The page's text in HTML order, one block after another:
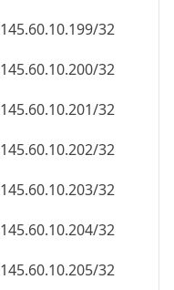
145.60.10.199/32
145.60.10.200/32
145.60.10.201/32
145.60.10.202/32
145.60.10.203/32
145.60.10.204/32
145.60.10.205/32